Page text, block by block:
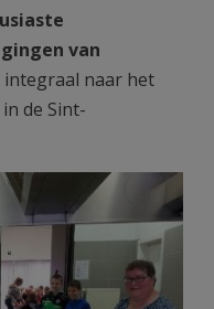
van
naar het
de Sint-